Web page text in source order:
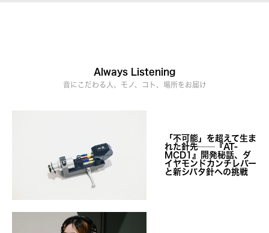
Always Listening
音にこだわる人、モノ、コト、場所をお届け
「不可能」を超えて生ま
れた針先──『AT-
MCD1』開発秘話、ダ
イヤモンドカンチレバー
と新シバタ針への挑戦